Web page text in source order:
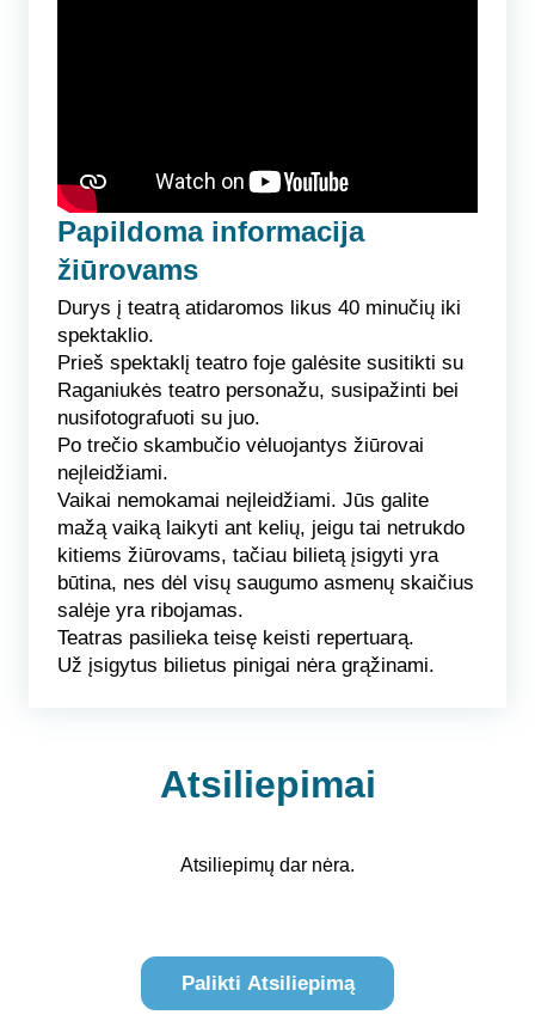
Papildoma informacija
žiūrovams
Durys į teatrą atidaromos likus 40 minučių iki
spektaklio.
Prieš spektaklį teatro foje galėsite susitikti su
Raganiukės teatro personažu, susipažinti bei
nusifotografuoti su juo.
Po trečio skambučio vėluojantys žiūrovai
neįleidžiami.
Vaikai nemokamai neįleidžiami. Jūs galite
mažą vaiką laikyti ant kelių, jeigu tai netrukdo
kitiems žiūrovams, tačiau bilietą įsigyti yra
būtina, nes dėl visų saugumo asmenų skaičius
salėje yra ribojamas.
Teatras pasilieka teisę keisti repertuarą.
Už įsigytus bilietus pinigai nėra grąžinami.
Atsiliepimai
Atsiliepimų dar nėra.
Palikti Atsiliepimą